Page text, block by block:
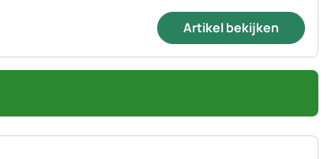
Artikel bekijken